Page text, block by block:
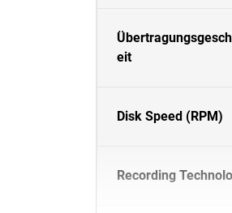
eit
Disk Speed (RPM)
Recording